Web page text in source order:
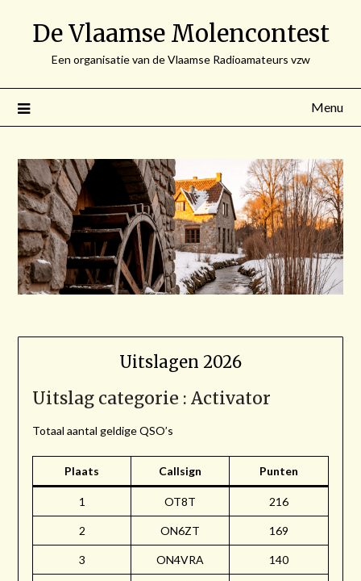
De Vlaamse Molencontest
Een organisatie van de Vlaamse Radioamateurs vzw
Menu
Uitslagen 2026
Uitslag categorie : Activator
Totaal aantal geldige QSO’s
Plaats Callsign Punten
1 OT8T 216
2 ON6ZT 169
3 ON4VRA 140